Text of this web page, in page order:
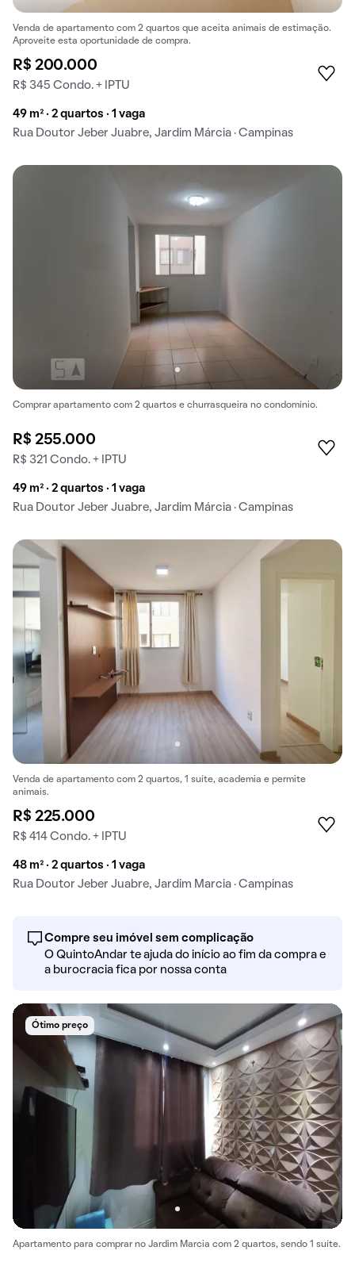
Venda de apartamento com 2 quartos que aceita animais de estimação.
Aproveite esta oportunidade de compra.
R$ 200.000
R$ 345 Condo. + IPTU
49 m² · 2 quartos · 1 vaga
Rua Doutor Jeber Juabre, Jardim Márcia · Campinas
Comprar apartamento com 2 quartos e churrasqueira no condomínio.
R$ 255.000
R$ 321 Condo. + IPTU
49 m² · 2 quartos · 1 vaga
Rua Doutor Jeber Juabre, Jardim Márcia · Campinas
Venda de apartamento com 2 quartos, 1 suíte, academia e permite
animais.
R$ 225.000
R$ 414 Condo. + IPTU
48 m² · 2 quartos · 1 vaga
Rua Doutor Jeber Juabre, Jardim Marcia · Campinas
Compre seu imóvel sem complicação
O QuintoAndar te ajuda do início ao fim da compra e
a burocracia fica por nossa conta
Ótimo preço
Apartamento para comprar no Jardim Marcia com 2 quartos, sendo 1 suíte.